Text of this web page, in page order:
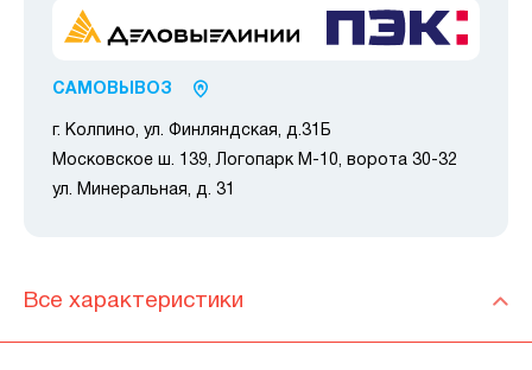
САМОВЫВОЗ
г. Колпино, ул. Финляндская, д.31Б
Московское ш. 139, Логопарк М-10, ворота 30-32
ул. Минеральная, д. 31
Все характеристики